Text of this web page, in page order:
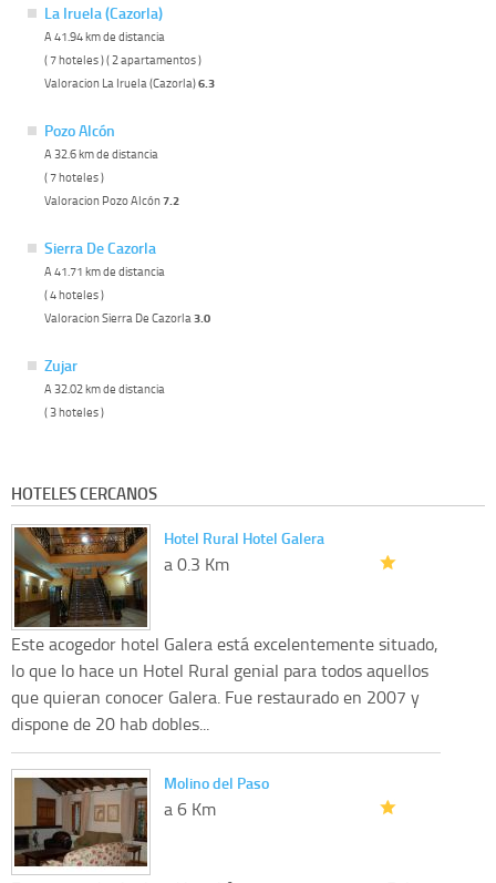
La Iruela (Cazorla)
A 41.94 km de distancia
( 7 hoteles ) ( 2 apartamentos )
Valoracion La Iruela (Cazorla)6.3
Pozo Alcón
A 32.6 km de distancia
( 7 hoteles )
Valoracion Pozo Alcón7.2
Sierra De Cazorla
A 41.71 km de distancia
( 4 hoteles )
Valoracion Sierra De Cazorla 3.0
Zujar
A 32.02 km de distancia
( 3 hoteles )
HOTELES CERCANOS
Hotel Rural Hotel Galera
a 0.3 Km
Este acogedor hotel Galera está excelentemente situado,
lo que lo hace un Hotel Rural genial para todos aquellos
que quieran conocer Galera. Fue restaurado en 2007 y
dispone de 20 hab dobles...
Molino del Paso
a 6 Km